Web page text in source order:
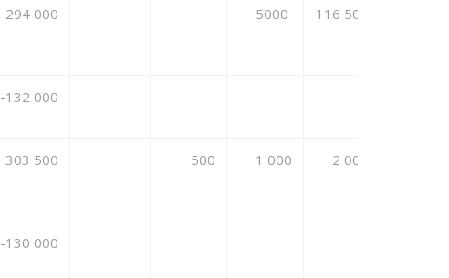
294 000 5000 116 500
-132 000
303 500 500 1 000 2 000
-130 000